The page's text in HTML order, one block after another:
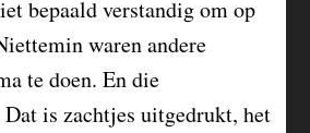
bepaald verstandig om op
waren andere
te doen. En die
is zachtjes uitgedrukt, het